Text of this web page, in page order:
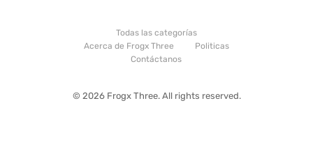
Todas las categorías
Acerca de Frogx Three
Politicas
Contáctanos
© 2026 Frogx Three. All rights reserved.